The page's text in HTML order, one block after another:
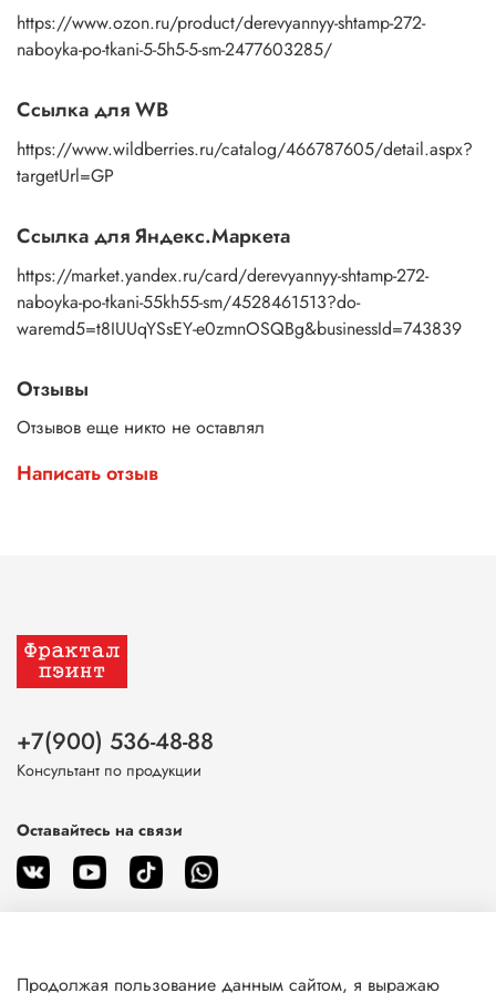
https://www.ozon.ru/product/derevyannyy-shtamp-272-
naboyka-po-tkani-5-5h5-5-sm-2477603285/
Ссылка для WB
https://www.wildberries.ru/catalog/466787605/detail.aspx?
targetUrl=GP
Ссылка для Яндекс.Маркета
https://market.yandex.ru/card/derevyannyy-shtamp-272-
naboyka-po-tkani-55kh55-sm/4528461513?do-
waremd5=t8IUUqYSsEY-e0zmnOSQBg&businessId=743839
Отзывы
Отзывов еще никто не оставлял
Написать отзыв
+7(900) 536-48-88
Консультант по продукции
Оставайтесь на связи
Продолжая пользование данным сайтом, я выражаю